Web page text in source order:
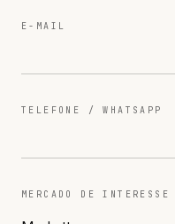
E-MAIL
TELEFONE / WHATSAPP
MERCADO DE INTERESSE